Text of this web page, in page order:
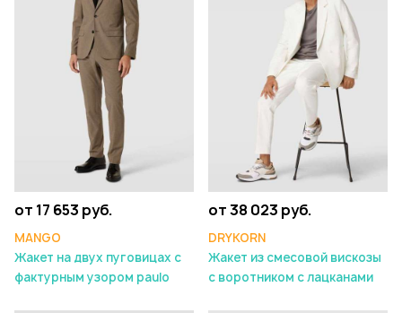
от 17 653 руб.
MANGO
Жакет на двух пуговицах с
фактурным узором paulo
от 38 023 руб.
DRYKORN
Жакет из смесовой вискозы
с воротником с лацканами